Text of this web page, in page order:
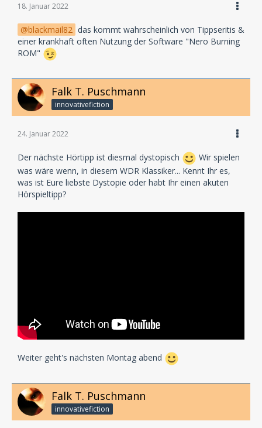
18. Januar 2022
blackmail82 das kommt wahrscheinlich von Tippseritis &
einer krankhaft often Nutzung der Software "Nero Burning
ROM"
Falk T. Puschmann
innovativefiction
24. Januar 2022
Der nächste Hörtipp ist diesmal dystopisch
Wir spielen
was wäre wenn, in diesem WDR Klassiker... Kennt Ihr es,
was ist Eure liebste Dystopie oder habt Ihr einen akuten
Hörspieltipp?
Weiter geht's nächsten Montag abend
Falk T. Puschmann
innovativefiction